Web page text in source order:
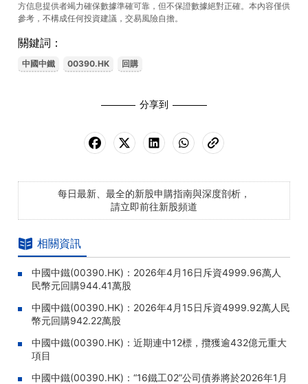
方信息提供者竭力確保數據準確可靠，但不保證數據絕對正確。本內容僅供
參考，不構成任何投資建議，交易風險自擔。
關鍵詞：
中國中鐵 00390.HK 回購
分享到
每日最新、最全的新股申購指南與深度剖析，
請立即前往新股頻道
相關資訊
中國中鐵(00390.HK)：2026年4月16日斥資4999.96萬人
民幣元回購944.41萬股
中國中鐵(00390.HK)：2026年4月15日斥資4999.92萬人民
幣元回購942.22萬股
中國中鐵(00390.HK)：近期連中12標，攬獲逾432億元重大
項目
中國中鐵(00390.HK)：“16鐵工02”公司債券將於2026年1月